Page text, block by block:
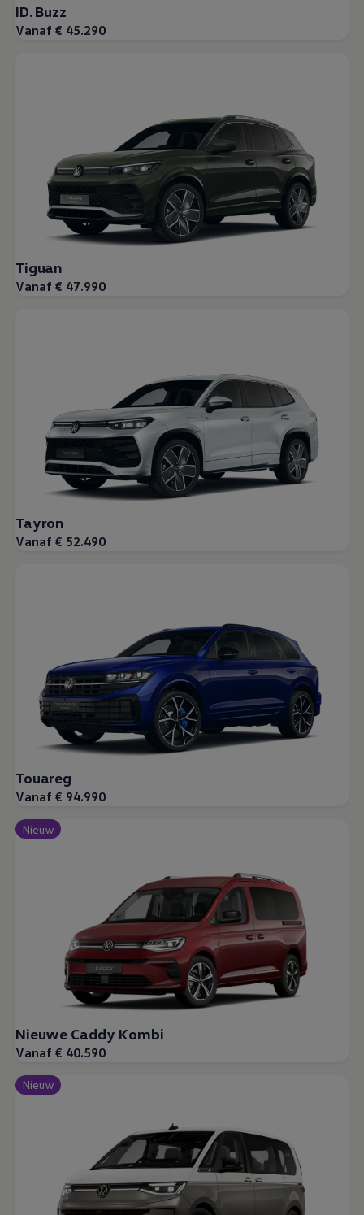
ID. Buzz
Vanaf € 45.290
Tiguan
Vanaf € 47.990
Tayron
Vanaf € 52.490
Touareg
Vanaf € 94.990
Nieuw
Nieuwe Caddy Kombi
Vanaf € 40.590
Nieuw